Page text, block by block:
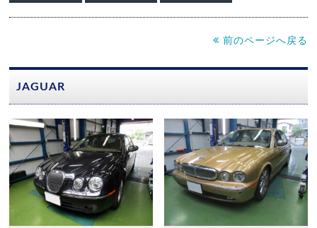
前のページへ戻る
JAGUAR